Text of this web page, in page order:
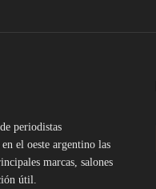
periodistas
el oeste argentino las
marcas, salones
útil.